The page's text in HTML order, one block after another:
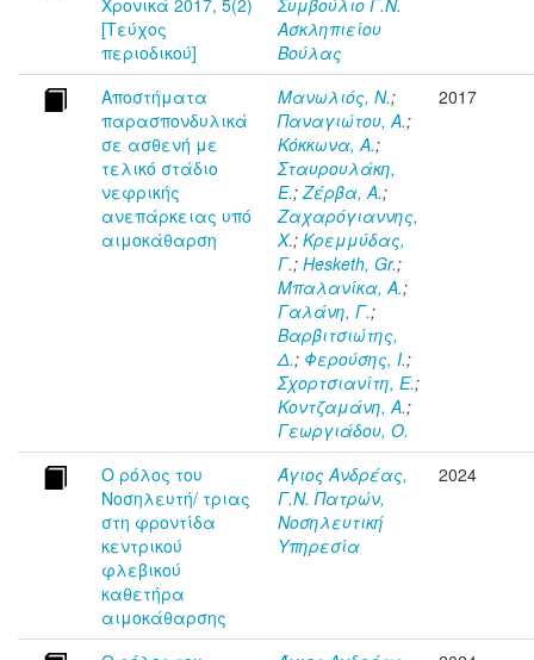
[Τεύχος
περιοδικού]
Ασκληπιείου
Βούλας
Αποστήματα
παρασπονδυλικά
σε ασθενή με
τελικό στάδιο
νεφρικής
ανεπάρκειας υπό
αιμοκάθαρση
Μανωλιός, Ν.;
Παναγιώτου, Α.;
Κόκκωνα, Α.;
Σταυρουλάκη,
Ε.; Ζέρβα, Α.;
Ζαχαρόγιαννης,
Χ.; Κρεμμύδας,
Γ.; Hesketh, Gr.;
Μπαλανίκα, Α.;
Γαλάνη, Γ.;
Βαρβιτσιώτης,
Δ.; Φερούσης, Ι.;
Σχορτσιανίτη, Ε.;
Κοντζαμάνη, Α.;
Γεωργιάδου, Ο.
2017
Ο ρόλος του
Νοσηλευτή/ τριας
στη φροντίδα
κεντρικού
φλεβικού
καθετήρα
αιμοκάθαρσης
Άγιος Ανδρέας,
Γ.Ν. Πατρών,
Νοσηλευτική
Υπηρεσία
2024